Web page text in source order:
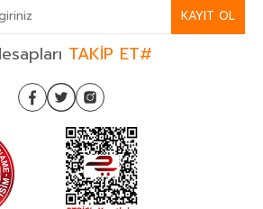
KAYIT OL
TAKİP ET#